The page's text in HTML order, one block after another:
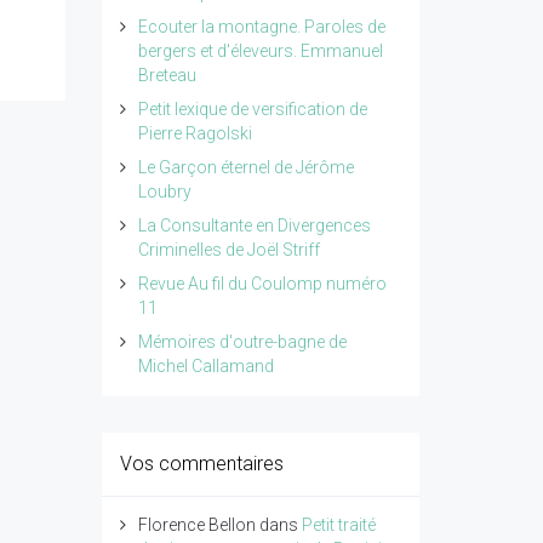
Ecouter la montagne. Paroles de
bergers et d'éleveurs. Emmanuel
Breteau
Petit lexique de versification de
Pierre Ragolski
Le Garçon éternel de Jérôme
Loubry
La Consultante en Divergences
Criminelles de Joël Striff
Revue Au fil du Coulomp numéro
11
Mémoires d'outre-bagne de
Michel Callamand
Vos commentaires
Florence Bellon dans Petit traité